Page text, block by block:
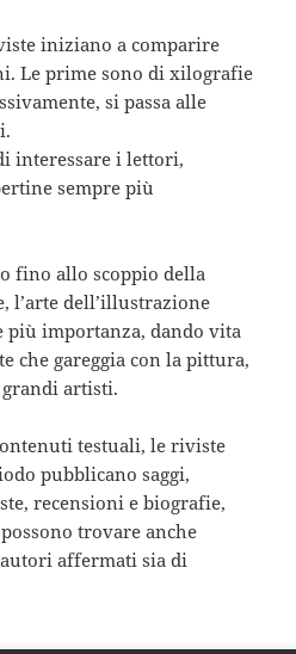
iniziano a comparire
Le prime sono di xilografie
si passa alle
interessare i lettori,
sempre più
fino allo scoppio della
l’arte dell’illustrazione
più importanza, dando vita
che gareggia con la pittura,
artisti.
testuali, le riviste
pubblicano saggi,
recensioni e biografie,
trovare anche
affermati sia di